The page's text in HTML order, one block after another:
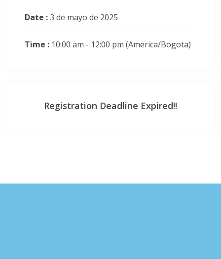
Date :3 de mayo de 2025
Time : 10:00 am - 12:00 pm (America/Bogota)
Registration Deadline Expired!!